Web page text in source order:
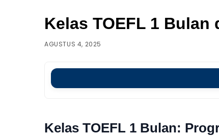
Kelas TOEFL 1 Bulan
AGUSTUS 4, 2025
Kelas TOEFL 1 Bulan: